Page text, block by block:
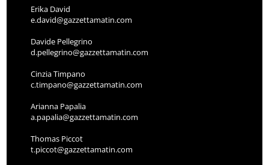
Erika David
e.david@gazzettamatin.com
Davide Pellegrino
d.pellegrino@gazzettamatin.com
Cinzia Timpano
c.timpano@gazzettamatin.com
Arianna Papalia
a.papalia@gazzettamatin.com
Thomas Piccot
t.piccot@gazzettamatin.com